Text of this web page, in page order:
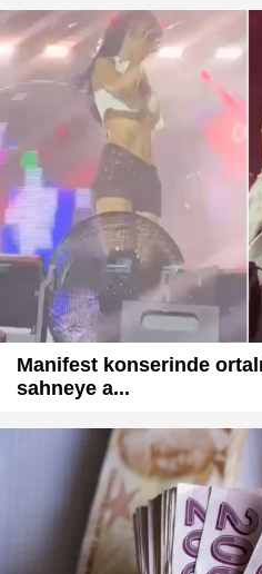
Manifest konserinde
sahneye a...